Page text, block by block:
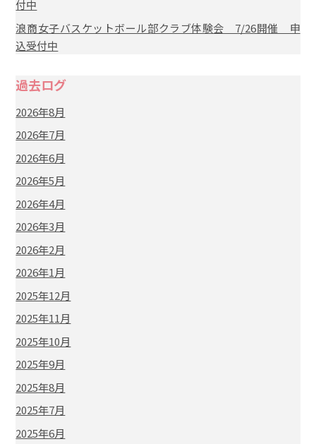
付中
浪商女子バスケットボール部クラブ体験会 7/26開催 申
込受付中
過去ログ
2026年8月
2026年7月
2026年6月
2026年5月
2026年4月
2026年3月
2026年2月
2026年1月
2025年12月
2025年11月
2025年10月
2025年9月
2025年8月
2025年7月
2025年6月